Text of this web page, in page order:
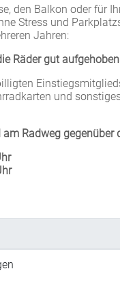
den Balkon oder für
Stress und
Jahren:
Räder gut
und
Radweg gegenüber